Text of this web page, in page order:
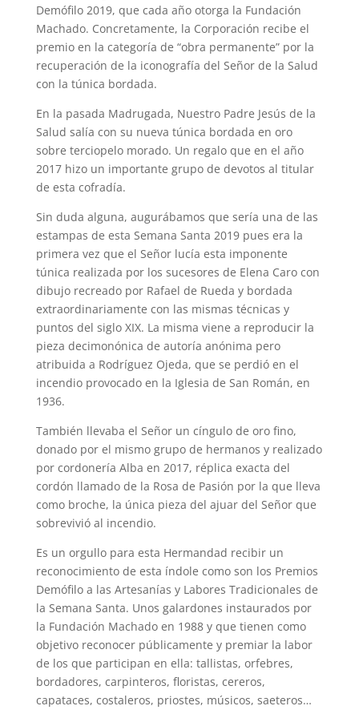
Demófilo 2019, que cada año otorga la Fundación
Machado. Concretamente, la Corporación recibe el
premio en la categoría de “obra permanente” por la
recuperación de la iconografía del Señor de la Salud
con la túnica bordada.
En la pasada Madrugada, Nuestro Padre Jesús de la
Salud salía con su nueva túnica bordada en oro
sobre terciopelo morado. Un regalo que en el año
2017 hizo un importante grupo de devotos al titular
de esta cofradía.
Sin duda alguna, augurábamos que sería una de las
estampas de esta Semana Santa 2019 pues era la
primera vez que el Señor lucía esta imponente
túnica realizada por los sucesores de Elena Caro con
dibujo recreado por Rafael de Rueda y bordada
extraordinariamente con las mismas técnicas y
puntos del siglo XIX. La misma viene a reproducir la
pieza decimonónica de autoría anónima pero
atribuida a Rodríguez Ojeda, que se perdió en el
incendio provocado en la Iglesia de San Román, en
1936.
También llevaba el Señor un cíngulo de oro fino,
donado por el mismo grupo de hermanos y realizado
por cordonería Alba en 2017, réplica exacta del
cordón llamado de la Rosa de Pasión por la que lleva
como broche, la única pieza del ajuar del Señor que
sobrevivió al incendio.
Es un orgullo para esta Hermandad recibir un
reconocimiento de esta índole como son los Premios
Demófilo a las Artesanías y Labores Tradicionales de
la Semana Santa. Unos galardones instaurados por
la Fundación Machado en 1988 y que tienen como
objetivo reconocer públicamente y premiar la labor
de los que participan en ella: tallistas, orfebres,
bordadores, carpinteros, floristas, cereros,
capataces, costaleros, priostes, músicos, saeteros…